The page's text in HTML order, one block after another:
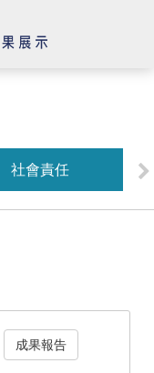
社會責任
成果報告